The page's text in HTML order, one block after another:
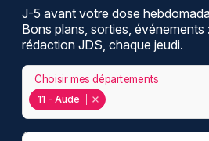
J-5 avant votre dose
Bons plans, sorties, événements
rédaction JDS, chaque jeudi.
11 - Aude
Choisir mes départements